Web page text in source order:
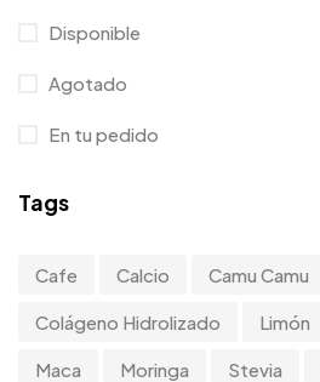
Disponible
Agotado
En tu pedido
Tags
Cafe Calcio Camu Camu
Colágeno Hidrolizado Limón
Maca Moringa Stevia